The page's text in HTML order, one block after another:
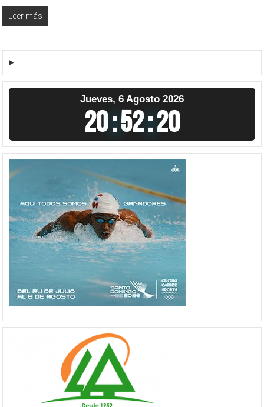
Leer más
Jueves, 6 Agosto 2026
20:52:21